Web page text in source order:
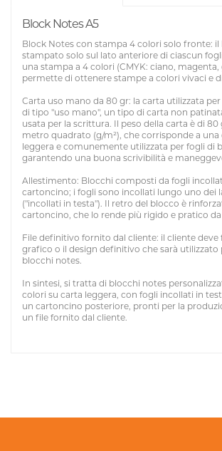
Block Notes A5
Block Notes con stampa 4 colori solo fronte: il
stampato solo sul lato anteriore di ciascun
una stampa a 4 colori (CMYK: ciano, magenta,
permette di ottenere stampe a colori vivaci e
Carta uso mano da 80 gr: la carta utilizzata
di tipo "uso mano", un tipo di carta non
usata per la scrittura. Il peso della carta è di
metro quadrato (g/m²), che corrisponde a
leggera e comunemente utilizzata per fogli di
garantendo una buona scrivibilità e
Allestimento: Blocchi composti da fogli
cartoncino; i fogli sono incollati lungo uno dei
("incollati in testa"). Il retro del blocco è
cartoncino, che lo rende più rigido e pratico da
File definitivo fornito dal cliente: il cliente deve
grafico o il design definitivo che sarà utilizzato
blocchi notes.
In sintesi, si tratta di blocchi notes
colori su carta leggera, con fogli incollati in
un cartoncino posteriore, pronti per la
un file fornito dal cliente.